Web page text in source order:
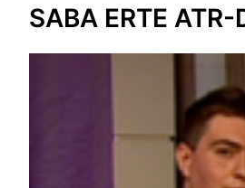
SABA ERTE ATR-